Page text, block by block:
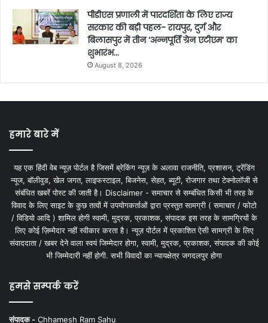
पीडीएस प्रणाली में पारदर्शिता के लिए राज्य
सरकार की बड़ी पहल- रायपुर, दुर्ग और
बिलासपुर में तीन ‘अन्नपूर्ति ग्रेन एटीएम‘ का
शुभारंभ…
August 8, 2026
हमारे बारे में
यह एक हिंदी वेब न्यूज़ पोर्टल है जिसमें ब्रेकिंग न्यूज़ के अलावा राजनीति, प्रशासन, ट्रेंडिंग
न्यूज, बॉलीवुड, खेल जगत, लाइफस्टाइल, बिजनेस, सेहत, ब्यूटी, रोजगार तथा टेक्नोलॉजी से
संबंधित खबरें पोस्ट की जाती है। Disclaimer - समाचार से सम्बंधित किसी भी तरह के
विवाद के लिए साइट के कुछ तत्वों में उपयोगकर्ताओं द्वारा प्रस्तुत सामग्री ( समाचार / फोटो
/ विडियो आदि ) शामिल होगी स्वामी, मुद्रक, प्रकाशक, संपादक इस तरह के सामग्रियों के
लिए कोई ज़िम्मेदार नहीं स्वीकार करता है। न्यूज़ पोर्टल में प्रकाशित ऐसी सामग्री के लिए
संवाददाता / खबर देने वाला स्वयं जिम्मेदार होगा, स्वामी, मुद्रक, प्रकाशक, संपादक की कोई
भी जिम्मेदारी नहीं होगी. सभी विवादों का न्यायक्षेत्र जगदलपुर होगा
हमसे सम्पर्क करें
संपादक - Chhamesh Ram Sahu